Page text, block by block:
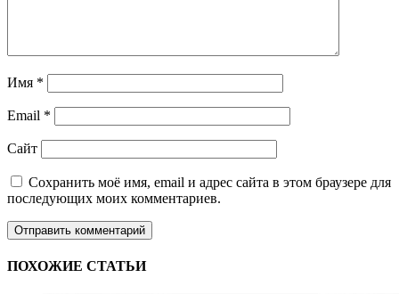
Имя *
Email *
Сайт
Сохранить моё имя, email и адрес сайта в этом браузере для
последующих моих комментариев.
ПОХОЖИЕ СТАТЬИ